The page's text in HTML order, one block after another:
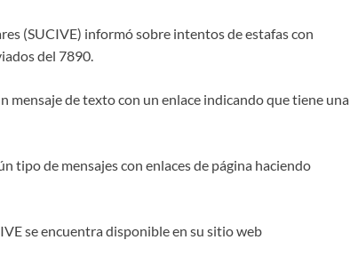
(SUCIVE) informó sobre intentos de estafas con
del 7890.
mensaje de texto con un enlace indicando que tiene una
tipo de mensajes con enlaces de página haciendo
se encuentra disponible en su sitio web